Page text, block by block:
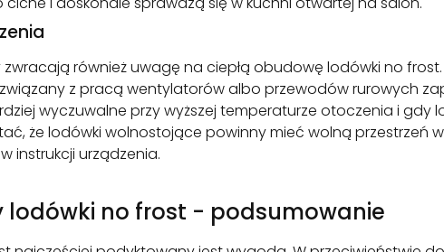
zwracają również uwagę na ciepłą obudowę lodówki no
z pracą wentylatorów albo przewodów rurowych
wyczuwalne przy wyższej temperaturze otoczenia i gdy
że lodówki wolnostojące powinny mieć wolną przestrzeń
instrukcji urządzenia.
lodówki no frost - podsumowanie